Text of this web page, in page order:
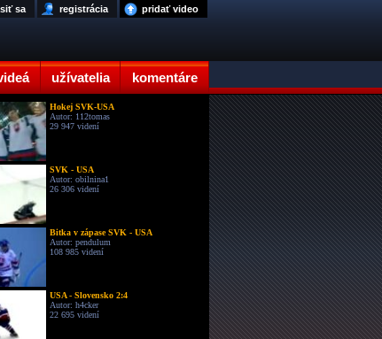
užívatelia komentáre
pridať video
registrácia
sa
Hokej SVK-USA
Autor: 112tomas
29 947 videní
SVK - USA
Autor: obilnina1
26 306 videní
Bitka v zápase SVK - USA
Autor: pendulum
108 985 videní
USA - Slovensko 2:4
Autor: h4cker
22 695 videní